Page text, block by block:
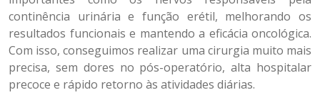
continência urinária e função erétil, melhorando os
resultados funcionais e mantendo a eficácia oncológica.
Com isso, conseguimos realizar uma cirurgia muito mais
precisa, sem dores no pós-operatório, alta hospitalar
precoce e rápido retorno às atividades diárias.